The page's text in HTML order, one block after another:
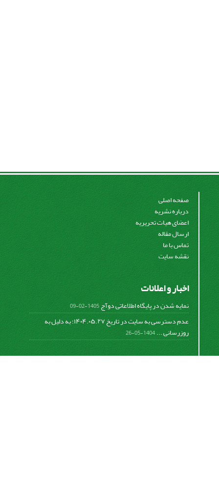
صفحه اصلی
درباره نشریه
اعضای هیات تحریریه
ارسال مقاله
تماس با ما
نقشه سایت
اخبار و اعلانات
نمایه شدن در پایگاه اطلاعاتی دوآج1405-02-09
عدم دسترسی به سایت در تاریخ ۱۴۰۴.۰۵.۲۷؛ به دلیل به
روزرسانی ...1404-05-26